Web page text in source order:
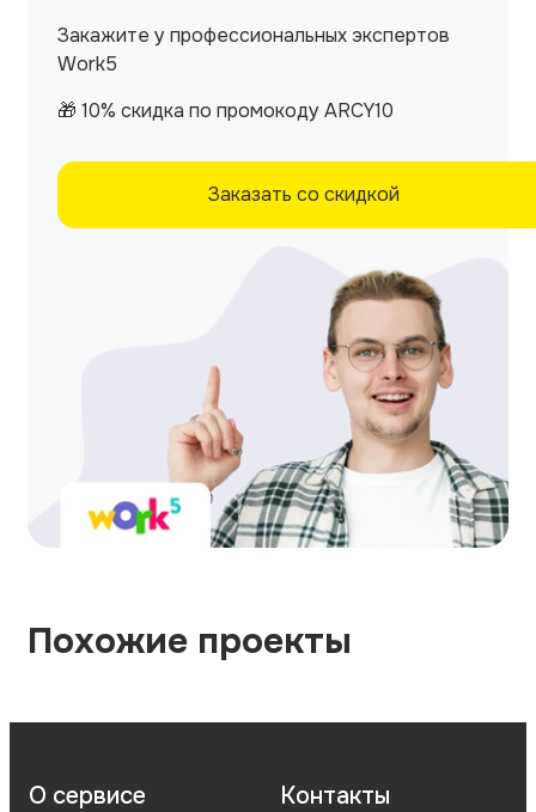
Закажите у профессиональных экспертов
Work5
🎁 10% скидка по промокоду ARCY10
Заказать со скидкой
Похожие проекты
О сервисе Контакты